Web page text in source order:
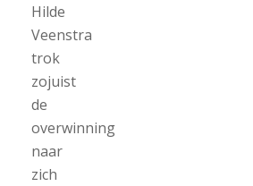
Hilde
Veenstra
trok
zojuist
de
overwinning
naar
zich